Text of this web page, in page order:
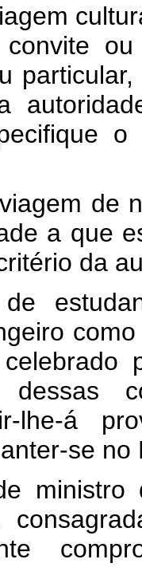
convite
de
a que
da
dessas
lhe-á
se no
ministro